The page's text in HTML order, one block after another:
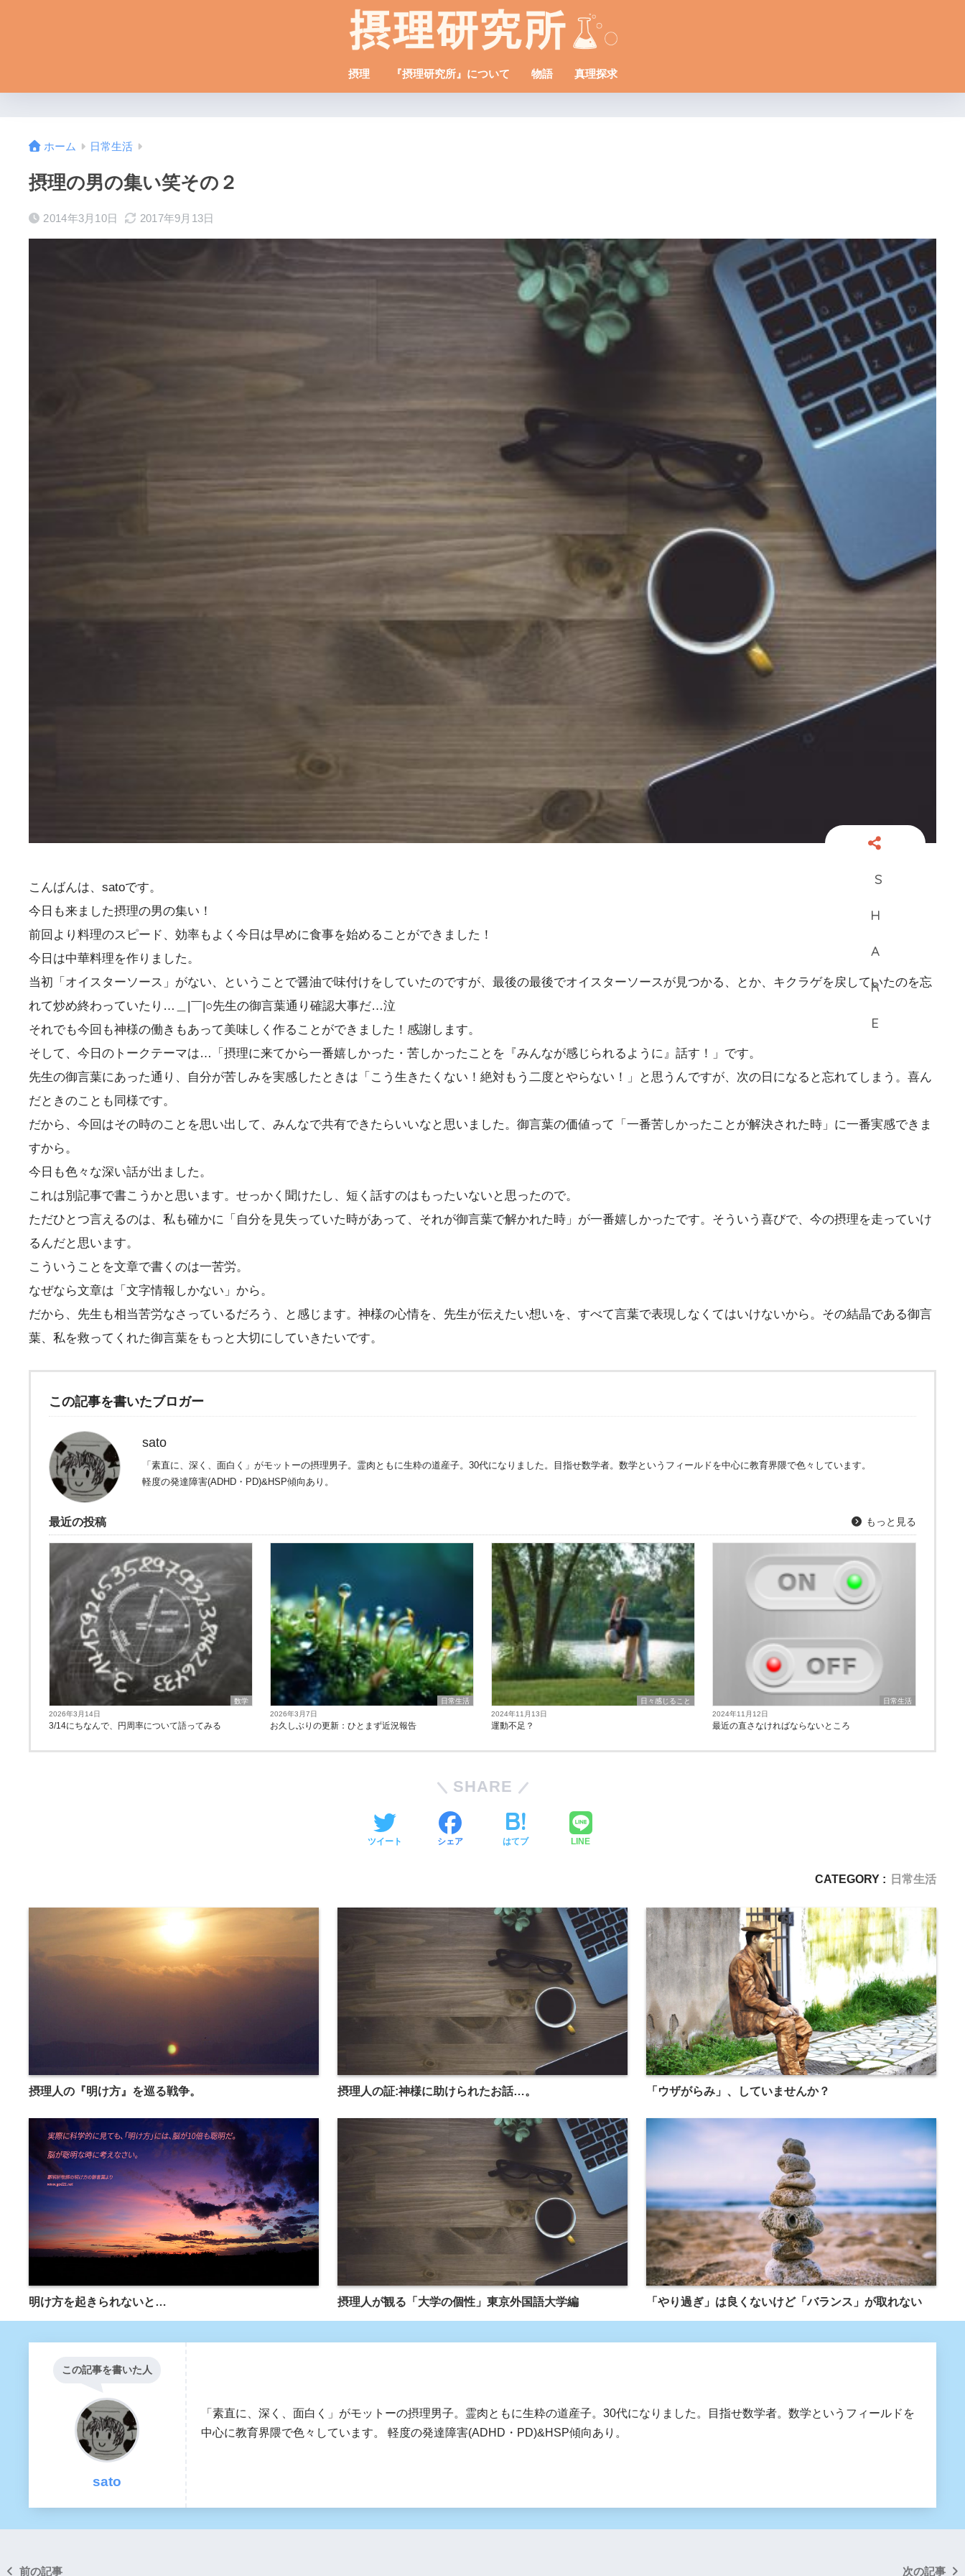
摂理 『摂理研究所』について 物語 真理探求
ホーム 日常生活
摂理の男の集い笑その２
2014年3月10日 2017年9月13日
こんばんは、satoです。
今日も来ました摂理の男の集い！
前回より料理のスピード、効率もよく今日は早めに食事を始めることができました！
今日は中華料理を作りました。
当初「オイスターソース」がない、ということで醤油で味付けをしていたのですが、最後の最後でオイスターソースが見つかる、とか、キクラゲを戻していたのを忘
れて炒め終わっていたり…＿|￣|○先生の御言葉通り確認大事だ…泣
それでも今回も神様の働きもあって美味しく作ることができました！感謝します。
そして、今日のトークテーマは…「摂理に来てから一番嬉しかった・苦しかったことを『みんなが感じられるように』話す！」です。
先生の御言葉にあった通り、自分が苦しみを実感したときは「こう生きたくない！絶対もう二度とやらない！」と思うんですが、次の日になると忘れてしまう。喜ん
だときのことも同様です。
だから、今回はその時のことを思い出して、みんなで共有できたらいいなと思いました。御言葉の価値って「一番苦しかったことが解決された時」に一番実感できま
すから。
今日も色々な深い話が出ました。
これは別記事で書こうかと思います。せっかく聞けたし、短く話すのはもったいないと思ったので。
ただひとつ言えるのは、私も確かに「自分を見失っていた時があって、それが御言葉で解かれた時」が一番嬉しかったです。そういう喜びで、今の摂理を走っていけ
るんだと思います。
こういうことを文章で書くのは一苦労。
なぜなら文章は「文字情報しかない」から。
だから、先生も相当苦労なさっているだろう、と感じます。神様の心情を、先生が伝えたい想いを、すべて言葉で表現しなくてはいけないから。その結晶である御言
葉、私を救ってくれた御言葉をもっと大切にしていきたいです。
この記事を書いたブロガー
sato
「素直に、深く、面白く」がモットーの摂理男子。霊肉ともに生粋の道産子。30代になりました。目指せ数学者。数学というフィールドを中心に教育界隈で色々しています。
軽度の発達障害(ADHD・PD)&HSP傾向あり。
最近の投稿 もっと見る
数学
2026年3月14日
3/14にちなんで、円周率について語ってみる
日常生活
2026年3月7日
お久しぶりの更新：ひとまず近況報告
日々感じること
2024年11月13日
運動不足？
日常生活
2024年11月12日
最近の直さなければならないところ
SHARE
ツイート シェア はてブ LINE
CATEGORY : 日常生活
摂理人の『明け方』を巡る戦争。 摂理人の証:神様に助けられたお話…。 「ウザがらみ」、していませんか？
明け方を起きられないと… 摂理人が観る「大学の個性」東京外国語大学編 「やり過ぎ」は良くないけど「バランス」が取れない
この記事を書いた人
sato
「素直に、深く、面白く」がモットーの摂理男子。霊肉ともに生粋の道産子。30代になりました。目指せ数学者。数学というフィールドを
中心に教育界隈で色々しています。 軽度の発達障害(ADHD・PD)&HSP傾向あり。
前の記事 次の記事